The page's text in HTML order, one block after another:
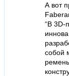
А вот
“В 3D-
собой